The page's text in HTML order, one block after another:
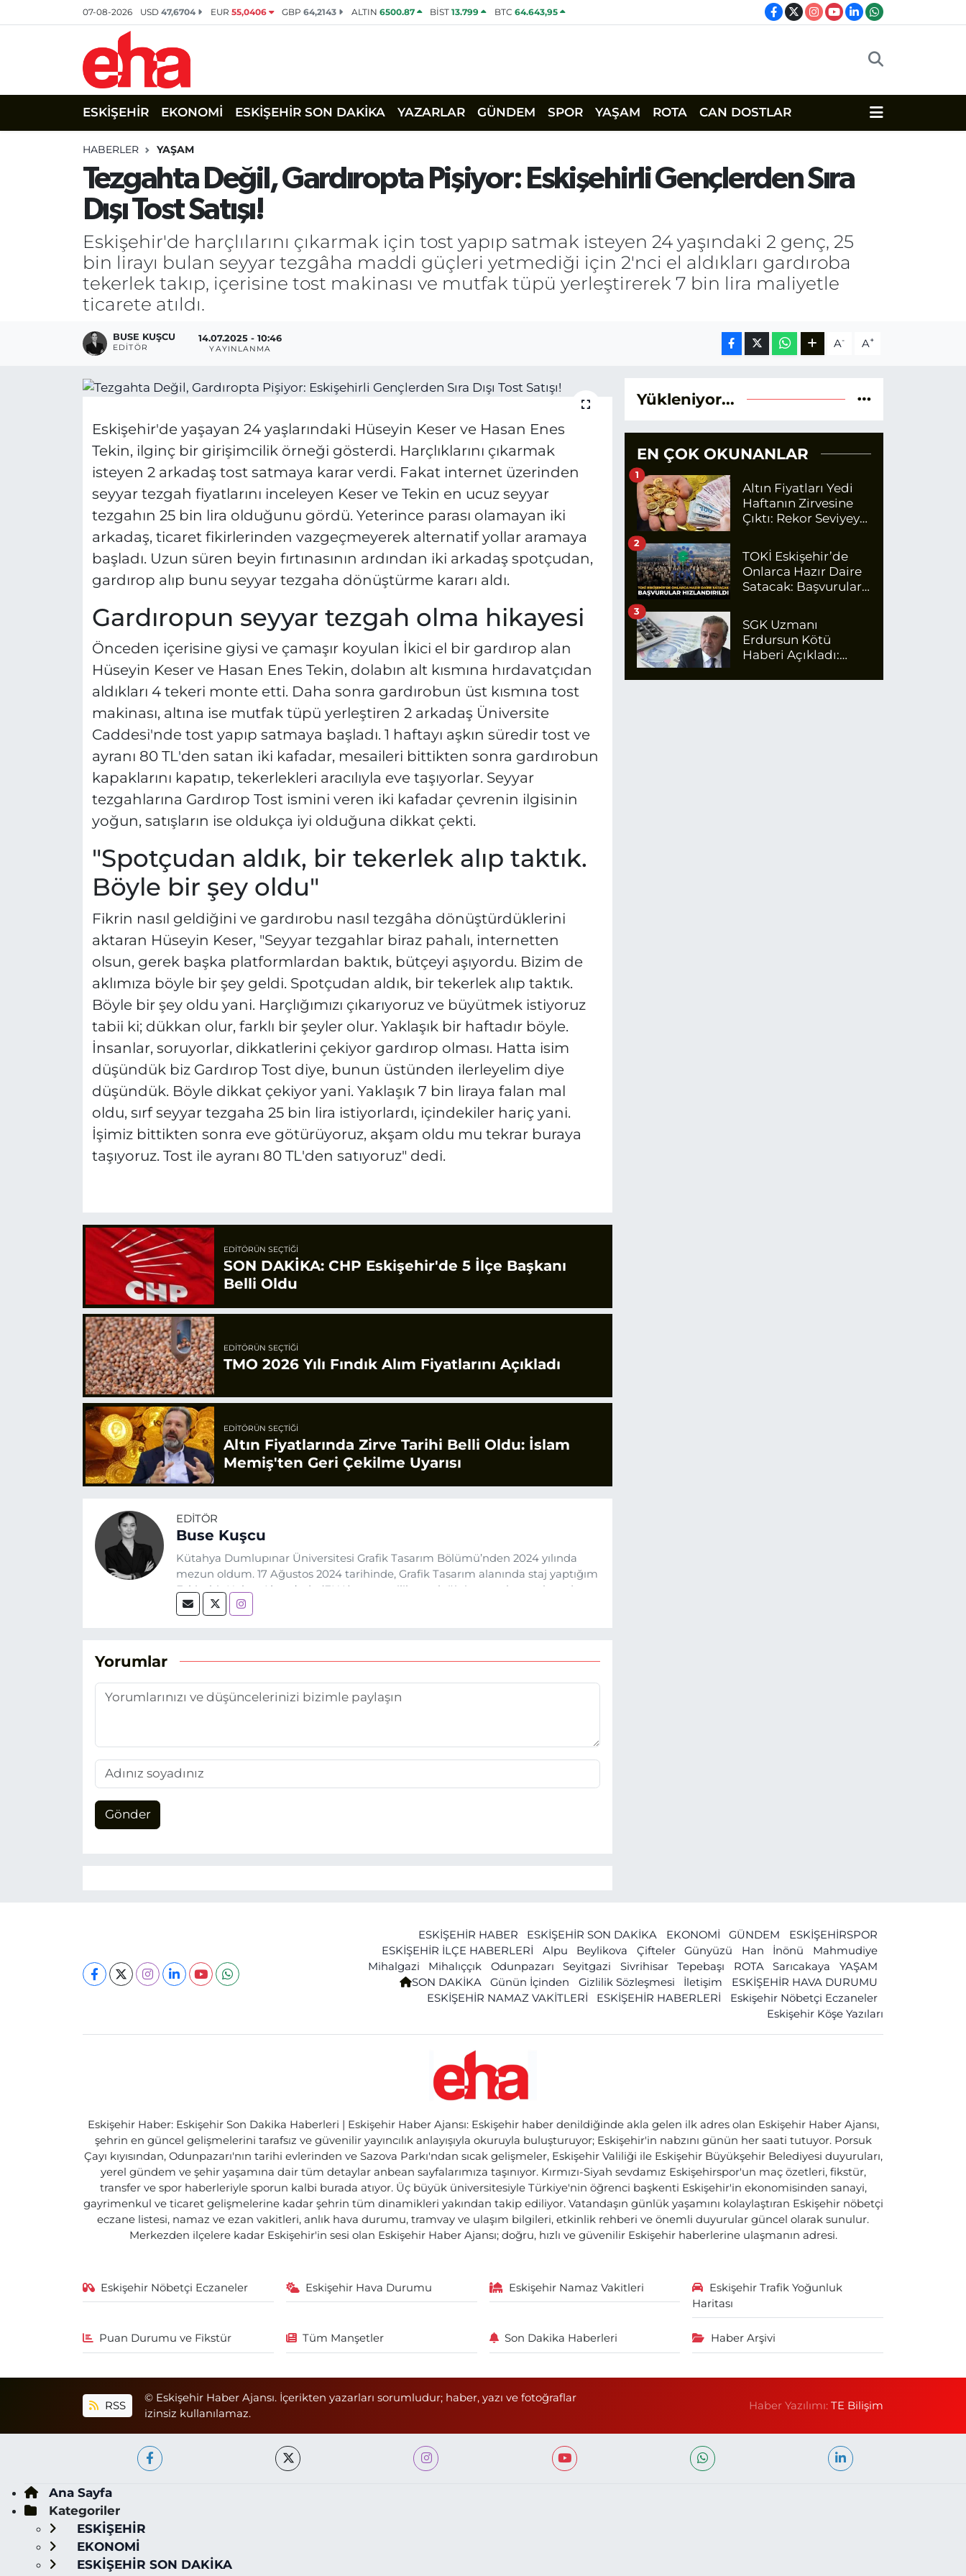
07-08-2026 USD47,6704 EUR 55,0406 GBP64,2143 ALTIN 6500.87 BİST13.799 BTC 64.643,95
ESKİŞEHİR EKONOMİ ESKİŞEHİR SON DAKİKA YAZARLAR GÜNDEM SPOR YAŞAM ROTA CAN DOSTLAR
HABERLER YAŞAM
Tezgahta Değil, Gardıropta Pişiyor: Eskişehirli Gençlerden Sıra
Dışı Tost Satışı!
Eskişehir'de harçlılarını çıkarmak için tost yapıp satmak isteyen 24 yaşındaki 2 genç, 25
bin lirayı bulan seyyar tezgâha maddi güçleri yetmediği için 2'nci el aldıkları gardıroba
tekerlek takıp, içerisine tost makinası ve mutfak tüpü yerleştirerek 7 bin lira maliyetle
ticarete atıldı.
BUSE KUŞCU
EDITÖR
14.07.2025 - 10:46
YAYINLANMA A- A+
Eskişehir'de yaşayan 24 yaşlarındaki Hüseyin Keser ve Hasan Enes
Tekin, ilginç bir girişimcilik örneği gösterdi. Harçlıklarını çıkarmak
isteyen 2 arkadaş tost satmaya karar verdi. Fakat internet üzerinden
seyyar tezgah fiyatlarını inceleyen Keser ve Tekin en ucuz seyyar
tezgahın 25 bin lira olduğunu gördü. Yeterince parası olamayan iki
arkadaş, ticaret fikirlerinden vazgeçmeyerek alternatif yollar aramaya
başladı. Uzun süren beyin fırtınasının ardından iki arkadaş spotçudan,
gardırop alıp bunu seyyar tezgaha dönüştürme kararı aldı.
Gardıropun seyyar tezgah olma hikayesi
Önceden içerisine giysi ve çamaşır koyulan İkici el bir gardırop alan
Hüseyin Keser ve Hasan Enes Tekin, dolabın alt kısmına hırdavatçıdan
aldıkları 4 tekeri monte etti. Daha sonra gardırobun üst kısmına tost
makinası, altına ise mutfak tüpü yerleştiren 2 arkadaş Üniversite
Caddesi'nde tost yapıp satmaya başladı. 1 haftayı aşkın süredir tost ve
ayranı 80 TL'den satan iki kafadar, mesaileri bittikten sonra gardırobun
kapaklarını kapatıp, tekerlekleri aracılıyla eve taşıyorlar. Seyyar
tezgahlarına Gardırop Tost ismini veren iki kafadar çevrenin ilgisinin
yoğun, satışların ise oldukça iyi olduğuna dikkat çekti.
"Spotçudan aldık, bir tekerlek alıp taktık.
Böyle bir şey oldu"
Fikrin nasıl geldiğini ve gardırobu nasıl tezgâha dönüştürdüklerini
aktaran Hüseyin Keser, "Seyyar tezgahlar biraz pahalı, internetten
olsun, gerek başka platformlardan baktık, bütçeyi aşıyordu. Bizim de
aklımıza böyle bir şey geldi. Spotçudan aldık, bir tekerlek alıp taktık.
Böyle bir şey oldu yani. Harçlığımızı çıkarıyoruz ve büyütmek istiyoruz
tabii ki; dükkan olur, farklı bir şeyler olur. Yaklaşık bir haftadır böyle.
İnsanlar, soruyorlar, dikkatlerini çekiyor gardırop olması. Hatta isim
düşündük biz Gardırop Tost diye, bunun üstünden ilerleyelim diye
düşündük. Böyle dikkat çekiyor yani. Yaklaşık 7 bin liraya falan mal
oldu, sırf seyyar tezgaha 25 bin lira istiyorlardı, içindekiler hariç yani.
İşimiz bittikten sonra eve götürüyoruz, akşam oldu mu tekrar buraya
taşıyoruz. Tost ile ayranı 80 TL'den satıyoruz" dedi.
EDITÖRÜN SEÇTIĞI
SON DAKİKA: CHP Eskişehir'de 5 İlçe Başkanı
Belli Oldu
EDITÖRÜN SEÇTIĞI
TMO 2026 Yılı Fındık Alım Fiyatlarını Açıkladı
EDITÖRÜN SEÇTIĞI
Altın Fiyatlarında Zirve Tarihi Belli Oldu: İslam
Memiş'ten Geri Çekilme Uyarısı
EDITÖR
Buse Kuşcu
Kütahya Dumlupınar Üniversitesi Grafik Tasarım Bölümü’nden 2024 yılında
mezun oldum. 17 Ağustos 2024 tarihinde, Grafik Tasarım alanında staj yaptığım
Eskişehir Haber Ajansı’nda (EHA) gazetecilik mesleğinin temel unsurlarından
biri olan merak duygusunun etkisiyle basın sektörüne adım attım.
Yorumlar
Gönder
Yükleniyor...
EN ÇOK OKUNANLAR
Altın Fiyatları Yedi
Haftanın Zirvesine
Çıktı: Rekor Seviyeye
1
TOKİ Eskişehir’de
Onlarca Hazır Daire
Satacak: Başvurular
2
SGK Uzmanı
Erdursun Kötü
Haberi Açıkladı:
İçin Net Rakam
3
ESKİŞEHİR HABER ESKİŞEHİR SON DAKİKA EKONOMİ GÜNDEM
ESKİŞEHİRSPOR
ESKİŞEHİR İLÇE HABERLERİ
Alpu Beylikova Çifteler Günyüzü Han İnönü
Mahmudiye
Mihalgazi
Mihalıççık Odunpazarı Seyitgazi Sivrihisar Tepebaşı ROTA Sarıcakaya
YAŞAM
SON DAKİKA
Günün İçinden Gizlilik Sözleşmesi İletişim
ESKİŞEHİR HAVA DURUMU
ESKİŞEHİR NAMAZ VAKİTLERİ
ESKİŞEHİR HABERLERİ
Eskişehir Nöbetçi Eczaneler
Eskişehir Köşe Yazıları
Eskişehir Haber: Eskişehir Son Dakika Haberleri | Eskişehir Haber Ajansı: Eskişehir haber denildiğinde akla gelen ilk adres olan Eskişehir Haber Ajansı,
şehrin en güncel gelişmelerini tarafsız ve güvenilir yayıncılık anlayışıyla okuruyla buluşturuyor; Eskişehir'in nabzını günün her saati tutuyor. Porsuk
Çayı kıyısından, Odunpazarı'nın tarihi evlerinden ve Sazova Parkı'ndan sıcak gelişmeler, Eskişehir Valiliği ile Eskişehir Büyükşehir Belediyesi duyuruları,
yerel gündem ve şehir yaşamına dair tüm detaylar anbean sayfalarımıza taşınıyor. Kırmızı-Siyah sevdamız Eskişehirspor'un maç özetleri, fikstür,
transfer ve spor haberleriyle sporun kalbi burada atıyor. Üç büyük üniversitesiyle Türkiye'nin öğrenci başkenti Eskişehir'in ekonomisinden sanayi,
gayrimenkul ve ticaret gelişmelerine kadar şehrin tüm dinamikleri yakından takip ediliyor. Vatandaşın günlük yaşamını kolaylaştıran Eskişehir nöbetçi
eczane listesi, namaz ve ezan vakitleri, anlık hava durumu, tramvay ve ulaşım bilgileri, etkinlik rehberi ve önemli duyurular güncel olarak sunulur.
Merkezden ilçelere kadar Eskişehir'in sesi olan Eskişehir Haber Ajansı; doğru, hızlı ve güvenilir Eskişehir haberlerine ulaşmanın adresi.
Eskişehir Nöbetçi Eczaneler Eskişehir Hava Durumu Eskişehir Namaz Vakitleri
Eskişehir Trafik Yoğunluk
Haritası
Puan Durumu ve Fikstür Tüm Manşetler Son Dakika Haberleri Haber Arşivi
RSS
© Eskişehir Haber Ajansı. İçerikten yazarları sorumludur; haber, yazı ve fotoğraflar
izinsiz kullanılamaz.
Haber Yazılımı:TE Bilişim
Ana Sayfa
Kategoriler
ESKİŞEHİR
EKONOMİ
ESKİŞEHİR SON DAKİKA